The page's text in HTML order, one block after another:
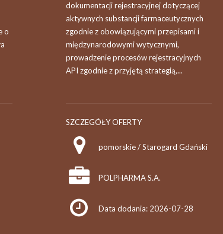
o
dokumentacji rejestracyjnej dotyczącej
aktywnych substancji farmaceutycznych
zgodnie z obowiązującymi przepisami i
międzynarodowymi wytycznymi,
prowadzenie procesów rejestracyjnych
API zgodnie z przyjętą strategią,...
SZCZEGÓŁY OFERTY
pomorskie / Starogard Gdański
POLPHARMA S.A.
Data dodania: 2026-07-28